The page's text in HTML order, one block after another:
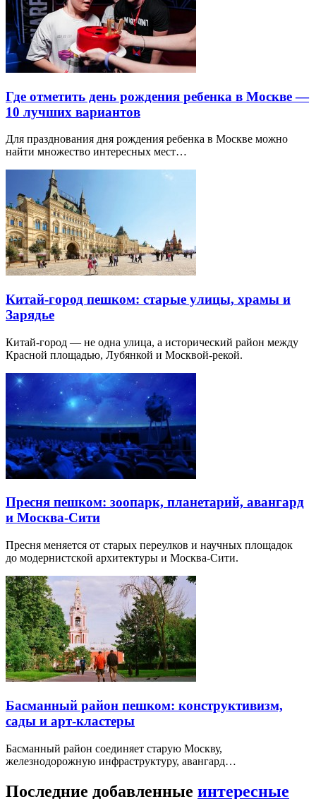
Где отметить день рождения ребенка в Москве —
10 лучших вариантов
Для празднования дня рождения ребенка в Москве можно
найти множество интересных мест…
Китай-город пешком: старые улицы, храмы и
Зарядье
Китай-город — не одна улица, а исторический район между
Красной площадью, Лубянкой и Москвой-рекой.
Пресня пешком: зоопарк, планетарий, авангард
и Москва-Сити
Пресня меняется от старых переулков и научных площадок
до модернистской архитектуры и Москва-Сити.
Басманный район пешком: конструктивизм,
сады и арт-кластеры
Басманный район соединяет старую Москву,
железнодорожную инфраструктуру, авангард…
Последние добавленные интересные